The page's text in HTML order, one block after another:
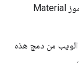
يُعدّ خط Material Symbols أسهل طريقة لدمج رموز Material
من دمج هذه